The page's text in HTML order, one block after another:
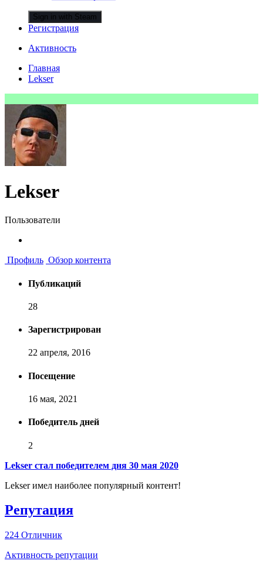
Sign in with Steam
Регистрация
Активность
Главная
Lekser
Lekser
Пользователи
Профиль Обзор контента
Публикаций
28
Зарегистрирован
22 апреля, 2016
Посещение
16 мая, 2021
Победитель дней
2
Lekser стал победителем дня 30 мая 2020
Lekser имел наиболее популярный контент!
Репутация
224 Отличник
Активность репутации